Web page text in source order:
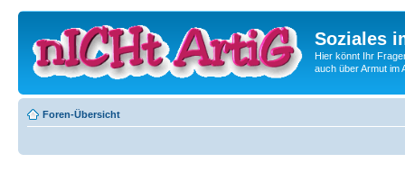
Soziales
Hier könnt Ihr
auch über Armut im
Foren-Übersicht